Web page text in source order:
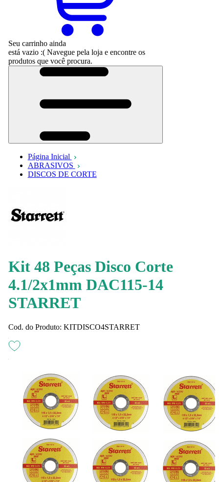
Seu carrinho ainda
está vazio :( Navegue pela loja e encontre os
produtos que você procura.
Página Inicial
ABRASIVOS
DISCOS DE CORTE
Kit 48 Peças Disco Corte
4.1/2x1mm DAC115-14
STARRET
Cod. do Produto: KITDISCO4STARRET